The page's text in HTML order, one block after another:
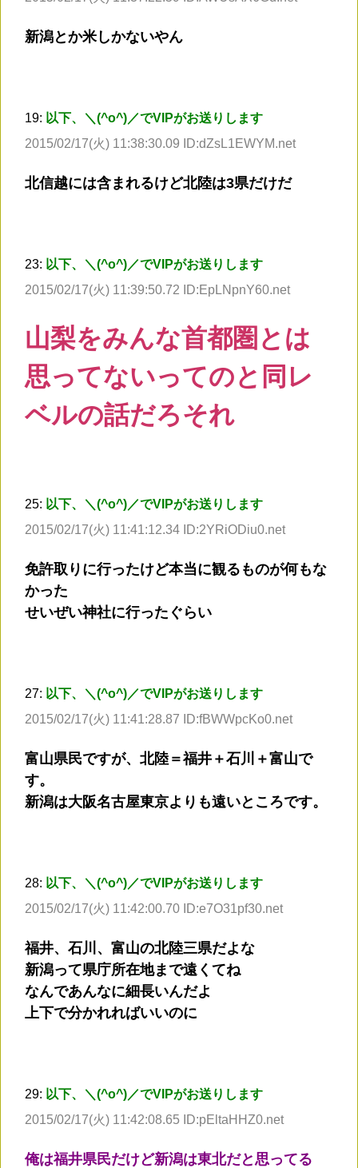
新潟とか米しかないやん
19: 以下、＼(^o^)／でVIPがお送りします
2015/02/17(火) 11:38:30.09 ID:dZsL1EWYM.net
北信越には含まれるけど北陸は3県だけだ
23: 以下、＼(^o^)／でVIPがお送りします
2015/02/17(火) 11:39:50.72 ID:EpLNpnY60.net
山梨をみんな首都圏とは
思ってないってのと同レ
ベルの話だろそれ
25: 以下、＼(^o^)／でVIPがお送りします
2015/02/17(火) 11:41:12.34 ID:2YRiODiu0.net
免許取りに行ったけど本当に観るものが何もな
かった
せいぜい神社に行ったぐらい
27: 以下、＼(^o^)／でVIPがお送りします
2015/02/17(火) 11:41:28.87 ID:fBWWpcKo0.net
富山県民ですが、北陸＝福井＋石川＋富山で
す。
新潟は大阪名古屋東京よりも遠いところです。
28: 以下、＼(^o^)／でVIPがお送りします
2015/02/17(火) 11:42:00.70 ID:e7O31pf30.net
福井、石川、富山の北陸三県だよな
新潟って県庁所在地まで遠くてね
なんであんなに細長いんだよ
上下で分かれればいいのに
29: 以下、＼(^o^)／でVIPがお送りします
2015/02/17(火) 11:42:08.65 ID:pEltaHHZ0.net
俺は福井県民だけど新潟は東北だと思ってる